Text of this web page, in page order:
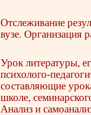
Отслеживание
вузе. Организация
Урок литературы,
психолого-
составляющие
школе,
Анализ и